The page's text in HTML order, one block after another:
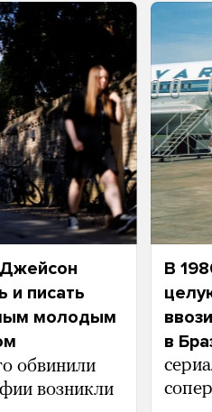
и писать
молодым
обвинили
возникли
В
в